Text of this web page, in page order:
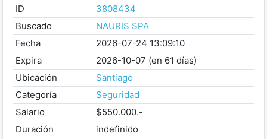
ID
3808434
Buscado
NAURIS SPA
Fecha
2026-07-24 13:09:10
Expira
2026-10-07 (en 61 días)
Ubicación
Santiago
Categoría
Seguridad
Salario
$550.000.-
Duración
indefinido